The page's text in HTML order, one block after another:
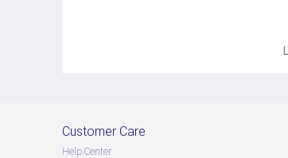
Customer Care
Help Center